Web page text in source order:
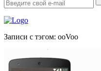
Записи с тэгом: ооVoo